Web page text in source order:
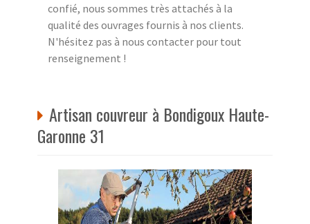
confié, nous sommes très attachés à la
qualité des ouvrages fournis à nos clients.
N'hésitez pas à nous contacter pour tout
renseignement !
Artisan couvreur à Bondigoux Haute-
Garonne 31